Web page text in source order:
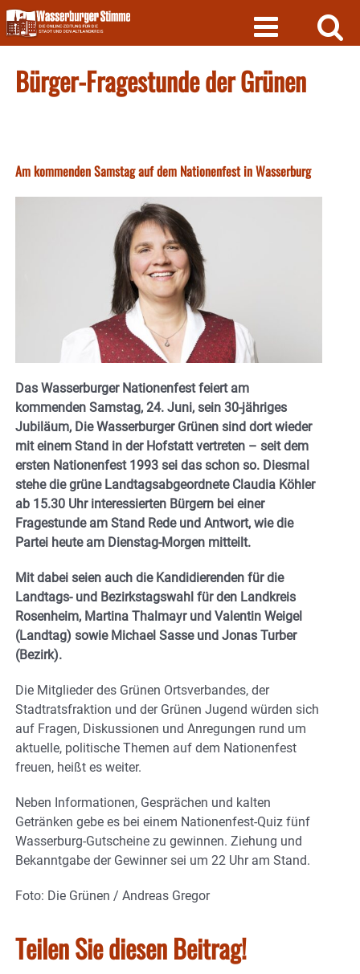
Skip
to
content
Bürger-Fragestunde der Grünen
Am kommenden Samstag auf dem Nationenfest in Wasserburg
Das Wasserburger Nationenfest feiert am
kommenden Samstag, 24. Juni, sein 30-jähriges
Jubiläum, Die Wasserburger Grünen sind dort wieder
mit einem Stand in der Hofstatt vertreten – seit dem
ersten Nationenfest 1993 sei das schon so. Diesmal
stehe die grüne Landtagsabgeordnete Claudia Köhler
ab 15.30 Uhr interessierten Bürgern bei einer
Fragestunde am Stand Rede und Antwort, wie die
Partei heute am Dienstag-Morgen mitteilt.
Mit dabei seien auch die Kandidierenden für die
Landtags- und Bezirkstagswahl für den Landkreis
Rosenheim, Martina Thalmayr und Valentin Weigel
(Landtag) sowie Michael Sasse und Jonas Turber
(Bezirk).
Die Mitglieder des Grünen Ortsverbandes, der
Stadtratsfraktion und der Grünen Jugend würden sich
auf Fragen, Diskussionen und Anregungen rund um
aktuelle, politische Themen auf dem Nationenfest
freuen, heißt es weiter.
Neben Informationen, Gesprächen und kalten
Getränken gebe es bei einem Nationenfest-Quiz fünf
Wasserburg-Gutscheine zu gewinnen. Ziehung und
Bekanntgabe der Gewinner sei um 22 Uhr am Stand.
Foto: Die Grünen / Andreas Gregor
Teilen Sie diesen Beitrag!